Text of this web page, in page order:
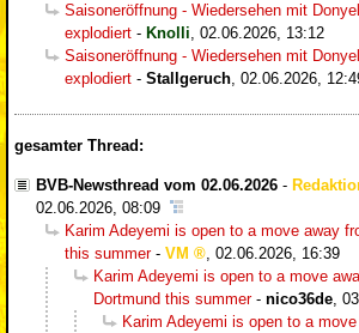
Saisoneröffnung - Wiedersehen mit
explodiert - Knolli, 02.06.2026, 13:12
Saisoneröffnung - Wiedersehen mit
explodiert - Stallgeruch, 02.06.2026,
gesamter Thread:
BVB-Newsthread vom 02.06.2026 -
02.06.2026, 08:09
Karim Adeyemi is open to a move away
this summer- VM , 02.06.2026, 16:39
Karim Adeyemi is open to a move
Dortmund this summer- nico36de,
Karim Adeyemi is open to a